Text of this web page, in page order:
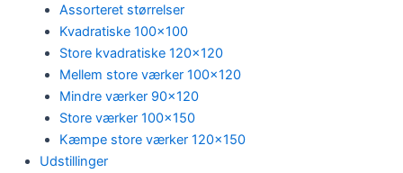
Assorteret størrelser
Kvadratiske 100×100
Store kvadratiske 120×120
Mellem store værker 100×120
Mindre værker 90×120
Store værker 100×150
Kæmpe store værker 120×150
Udstillinger